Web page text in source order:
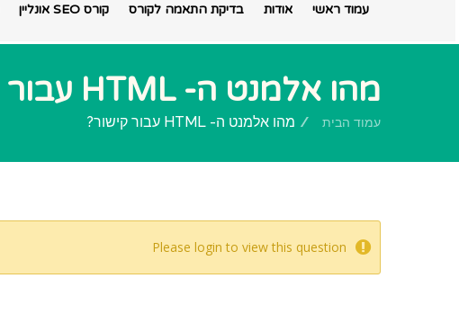
עמוד ראשי אודות בדיקת התאמה לקורס קורס SEO אונליין
מהו אלמנט ה- HTML עבור קישור?
עמוד הבית מהו אלמנט ה- HTML עבור קישור?
Please login to view this question